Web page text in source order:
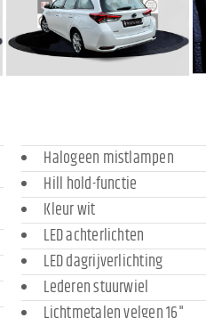
Halogeen mistlampen
Hill hold-functie
Kleur wit
LED achterlichten
LED dagrijverlichting
Lederen stuurwiel